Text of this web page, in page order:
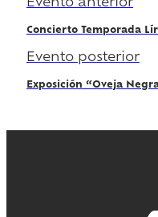
Evento anterior
Concierto Temporada
Evento posterior
Exposición “Oveja